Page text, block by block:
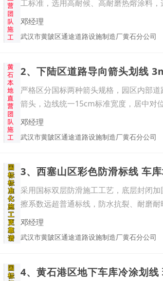
工标准，选用高耐候、高耐磨热熔涂料
损、
邓经理
武汉市黄陂区通途道路设施制造厂黄石分公司
2、下陆区道路导向箭头划线
严格区分国标两种箭头规格，园区内部
箭头，边线统一15cm标准宽度，居中对
邓经理
武汉市黄陂区通途道路设施制造厂黄石分公司
3、西塞山区彩色防滑标线 车
采用国标双层防滑施工工艺，底层封闭
擦系数远超普通标线，防水抗裂、耐磨
于小
邓经理
武汉市黄陂区通途道路设施制造厂黄石分公司
4、黄石港区地下车库冷涂划